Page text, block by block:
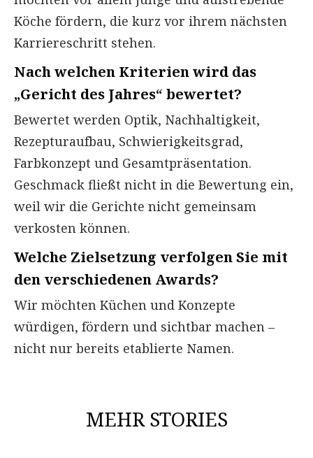
Köche fördern, die kurz vor ihrem nächsten
Karriereschritt stehen.
Nach welchen Kriterien wird das
„Gericht des Jahres“ bewertet?
Bewertet werden Optik, Nachhaltigkeit,
Rezepturaufbau, Schwierigkeitsgrad,
Farbkonzept und Gesamtpräsentation.
Geschmack fließt nicht in die Bewertung ein,
weil wir die Gerichte nicht gemeinsam
verkosten können.
Welche Zielsetzung verfolgen Sie mit
den verschiedenen Awards?
Wir möchten Küchen und Konzepte
würdigen, fördern und sichtbar machen –
nicht nur bereits etablierte Namen.
MEHR STORIES